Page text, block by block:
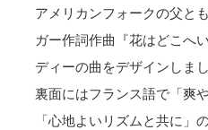
アメリカンフォークの父と
ガー作詞作曲『花はどこへ
ディーの曲をデザインしまし
裏面にはフランス語で「爽
「心地よいリズムと共に」